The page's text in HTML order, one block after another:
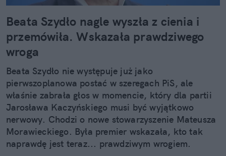
Beata Szydło nagle wyszła z cienia i
przemówiła. Wskazała prawdziwego
wroga
Beata Szydło nie występuje już jako
pierwszoplanowa postać w szeregach PiS, ale
właśnie zabrała głos w momencie, który dla partii
Jarosława Kaczyńskiego musi być wyjątkowo
nerwowy. Chodzi o nowe stowarzyszenie Mateusza
Morawieckiego. Była premier wskazała, kto tak
naprawdę jest teraz... prawdziwym wrogiem.